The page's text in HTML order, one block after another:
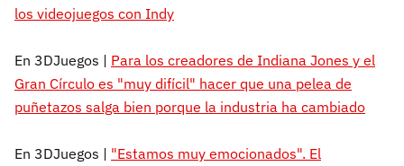
los videojuegos con Indy
En 3DJuegos | Para los creadores de Indiana Jones y el
Gran Círculo es "muy difícil" hacer que una pelea de
puñetazos salga bien porque la industria ha cambiado
En 3DJuegos | "Estamos muy emocionados". El